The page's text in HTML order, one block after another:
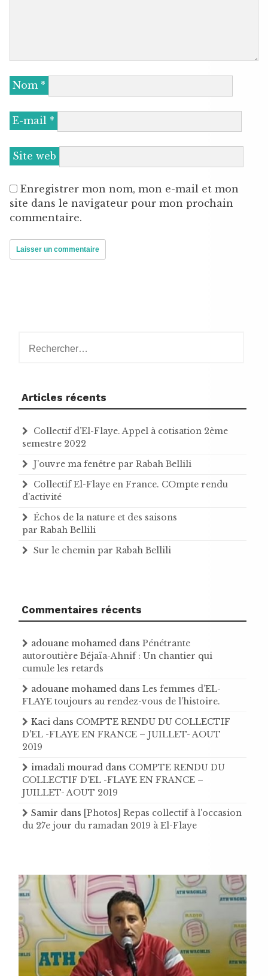
Nom *
E-mail *
Site web
Enregistrer mon nom, mon e-mail et mon
site dans le navigateur pour mon prochain
commentaire.
Articles récents
Collectif d’El-Flaye. Appel à cotisation 2ème
semestre 2022
J’ouvre ma fenêtre par Rabah Bellili
Collectif El-Flaye en France. COmpte rendu
d’activité
Échos de la nature et des saisons
par Rabah Bellili
Sur le chemin par Rabah Bellili
Commentaires récents
adouane mohamed dans Pénétrante
autoroutière Béjaïa-Ahnif : Un chantier qui
cumule les retards
adouane mohamed dans Les femmes d’EL-
FLAYE toujours au rendez-vous de l’histoire .
Kaci dans COMPTE RENDU DU COLLECTIF
D'EL -FLAYE EN FRANCE – JUILLET- AOUT
2019
imadali mourad dans COMPTE RENDU DU
COLLECTIF D'EL -FLAYE EN FRANCE –
JUILLET- AOUT 2019
Samir dans [Photos] Repas collectif à l'occasion
du 27e jour du ramadan 2019 à El-Flaye